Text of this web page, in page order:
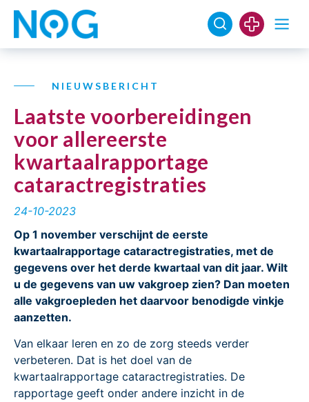
NIEUWSBERICHT
Laatste voorbereidingen
voor allereerste
kwartaalrapportage
cataractregistraties
24-10-2023
Op 1 november verschijnt de eerste
kwartaalrapportage cataractregistraties, met de
gegevens over het derde kwartaal van dit jaar. Wilt
u de gegevens van uw vakgroep zien? Dan moeten
alle vakgroepleden het daarvoor benodigde vinkje
aanzetten.
Van elkaar leren en zo de zorg steeds verder
verbeteren. Dat is het doel van de
kwartaalrapportage cataractregistraties. De
rapportage geeft onder andere inzicht in de